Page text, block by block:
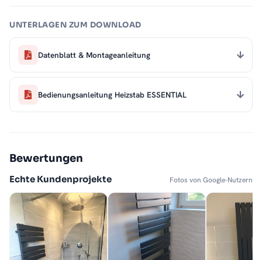
UNTERLAGEN ZUM DOWNLOAD
Datenblatt & Montageanleitung
Bedienungsanleitung Heizstab ESSENTIAL
Bewertungen
Echte Kundenprojekte Fotos von Google-Nutzern